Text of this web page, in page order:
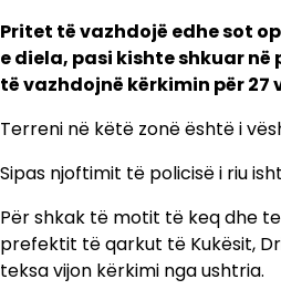
Pritet të vazhdojë edhe sot
e diela, pasi kishte shkuar në
të vazhdojnë kërkimin për 27
Terreni në këtë zonë është i
Sipas njoftimit të policisë i riu
Për shkak të motit të keq dhe
prefektit të qarkut të Kukësit,
teksa vijon kërkimi nga ushtria.